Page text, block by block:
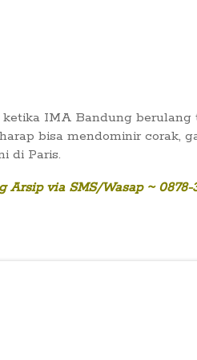
IMA Bandung
bisa mendominir corak,
di Paris.
via SMS/Wasap ~ 0878-